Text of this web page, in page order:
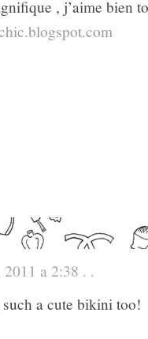
, j’aime bien
a 2:38 . .
a cute bikini too!